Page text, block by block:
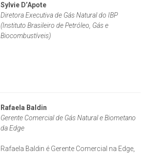
Sylvie D’Apote
Diretora Executiva de Gás Natural do IBP
(Instituto Brasileiro de Petróleo, Gás e
Biocombustíveis)
Rafaela Baldin
Gerente Comercial de Gás Natural e Biometano
da Edge
Rafaela Baldin é Gerente Comercial na Edge,